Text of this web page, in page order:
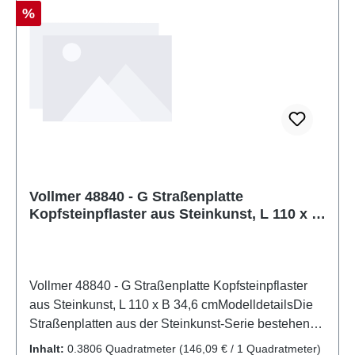
werden. Eigenschaften: Hersteller:
VollmerArtikelnummer: 48831Stückzahl: 1
Rabatt
%
Vollmer 48840 - G Straßenplatte
Kopfsteinpflaster aus Steinkunst, L 110 x B
Vollmer 48840 - G Straßenplatte Kopfsteinpflaster
aus Steinkunst, L 110 x B 34,6 cmModelldetailsDie
Straßenplatten aus der Steinkunst-Serie bestehen
aus wetterfestem Sedimentverbundwerkstoff. Dieser
Inhalt: 0.3806 Quadratmeter (146,09 € / 1 Quadratmeter)